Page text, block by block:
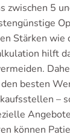
5
Stärken
hilft
besten
–
können